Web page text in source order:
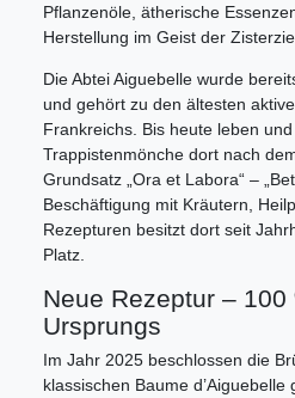
Pflanzenöle, ätherische
Herstellung im Geist der
Die Abtei Aiguebelle wurde
und gehört zu den ältesten
Frankreichs. Bis heute leben
Trappistenmönche dort nach
Grundsatz „Ora et Labora“ –
Beschäftigung mit Kräutern,
Rezepturen besitzt dort seit
Platz.
Neue Rezeptur –
Ursprungs
Im Jahr 2025 beschlossen die
klassischen Baume d’Aiguebelle